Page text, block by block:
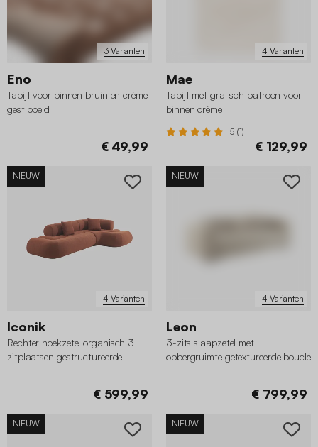
3 Varianten
Eno
Tapijt voor binnen bruin en crème
gestippeld
€ 49,99
4 Varianten
Mae
Tapijt met grafisch patroon voor
binnen crème
5 (1)
€ 129,99
4 Varianten
NIEUW
Iconik
Rechter hoekzetel organisch 3
zitplaatsen gestructureerde
€ 599,99
4 Varianten
NIEUW
Leon
3-zits slaapzetel met
opbergruimte getextureerde bouclé
€ 799,99
NIEUW NIEUW